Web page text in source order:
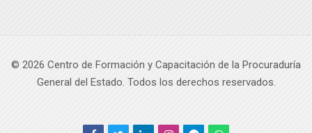
© 2026 Centro de Formación y Capacitación de la Procuraduría
General del Estado. Todos los derechos reservados.